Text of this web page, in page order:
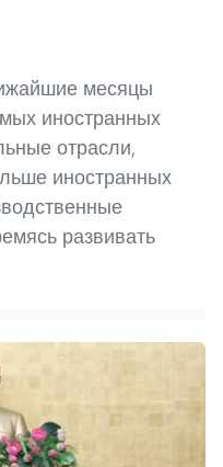
месяцы
иностранных
отрасли,
иностранных
развивать